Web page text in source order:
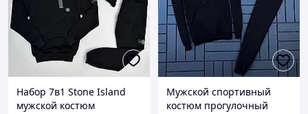
Набор 7в1 Stone Island
мужской костюм
Мужской спортивный
костюм прогулочный